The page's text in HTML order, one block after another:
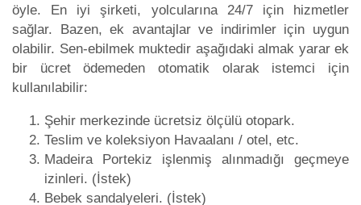
öyle. En iyi şirketi, yolcularına 24/7 için hizmetler
sağlar. Bazen, ek avantajlar ve indirimler için uygun
olabilir. Sen-ebilmek muktedir aşağıdaki almak yarar ek
bir ücret ödemeden otomatik olarak istemci için
kullanılabilir:
Şehir merkezinde ücretsiz ölçülü otopark.
Teslim ve koleksiyon Havaalanı / otel, etc.
Madeira Portekiz işlenmiş alınmadığı geçmeye
izinleri. (İstek)
Bebek sandalyeleri. (İstek)